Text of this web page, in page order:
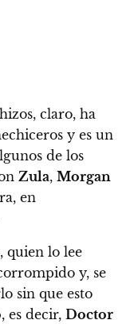
claro, ha
y es un
de los
Zula, Morgan
en
quien lo lee
y, se
sin que esto
, es decir, Doctor